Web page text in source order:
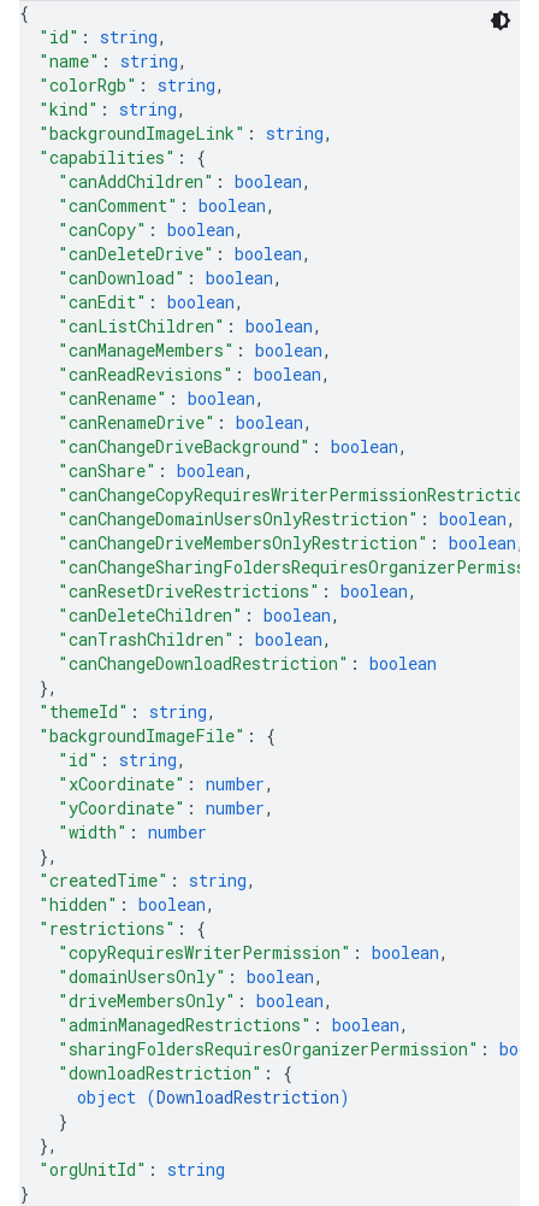
{
"id" : string,
"name" : string,
"colorRgb" : string,
"kind" : string,
"backgroundImageLink" : string,
"capabilities" : {
"canAddChildren" : boolean,
"canComment" : boolean,
"canCopy" : boolean,
"canDeleteDrive" : boolean,
"canDownload" : boolean,
"canEdit" : boolean,
"canListChildren" : boolean,
"canManageMembers" : boolean,
"canReadRevisions" : boolean,
"canRename" : boolean,
"canRenameDrive" : boolean,
"canChangeDriveBackground" : boolean,
"canShare" : boolean,
"canChangeDomainUsersOnlyRestriction" : boolean,
"canChangeDriveMembersOnlyRestriction" : boolean,
"canResetDriveRestrictions" : boolean,
"canDeleteChildren" : boolean,
"canTrashChildren" : boolean,
"canChangeDownloadRestriction" : boolean
},
"themeId" : string,
"backgroundImageFile" : {
"id" : string,
"xCoordinate" : number,
"yCoordinate" : number,
"width" : number
},
"createdTime" : string,
"hidden" : boolean,
"restrictions" : {
"copyRequiresWriterPermission" : boolean,
"domainUsersOnly" : boolean,
"driveMembersOnly" : boolean,
"adminManagedRestrictions" : boolean,
"sharingFoldersRequiresOrganizerPermission" :
"downloadRestriction" : {
object (DownloadRestriction)
}
},
"orgUnitId" : string
}